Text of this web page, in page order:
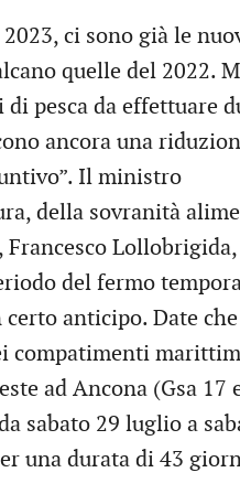
2023, ci sono già le
quelle del 2022.
pesca da effettuare
ancora una
Il ministro
della sovranità
Francesco
del fermo
certo anticipo. Date
compatimenti
ad Ancona (Gsa 17
sabato 29 luglio a
una durata di 43